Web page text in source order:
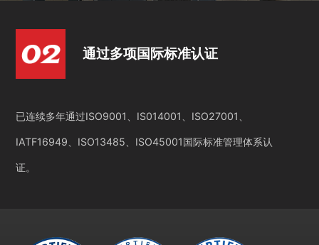
通过多项国际标准认证
已连续多年通过ISO9001、IS014001、ISO27001、
IATF16949、ISO13485、ISO45001国际标准管理体系认
证。